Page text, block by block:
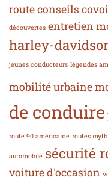
routeconseils
découvertes entretien
harley-
jeunes conducteurs légendes
mobilité urbaine
de conduire
route 90 américaine routes
automobile sécurité
voiture d'occasion